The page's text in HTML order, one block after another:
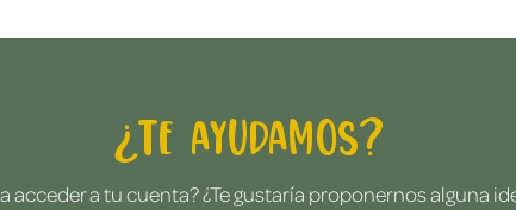
¿Te ayudamos?
acceder a tu cuenta? ¿Te gustaría proponernos alguna